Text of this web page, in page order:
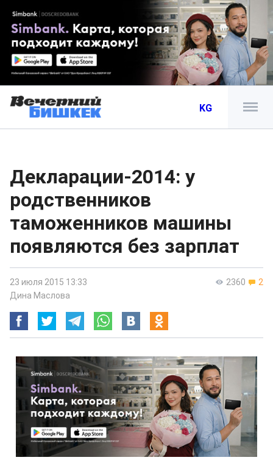
KG
Декларации-2014: у
родственников
таможенников машины
появляются без зарплат
2360 2
23 июля 2015 13:33
Дина Маслова